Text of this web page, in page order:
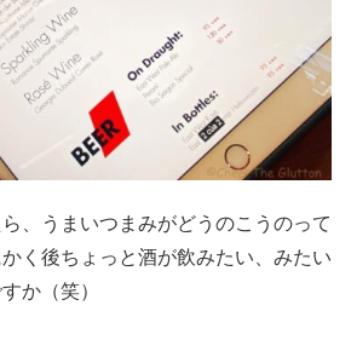
、うまいつまみがどうのこうのって
く後ちょっと酒が飲みたい、みたい
か（笑）